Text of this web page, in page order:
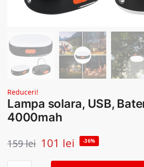
Reduceri!
Lampa solara, USB,
4000mah
159lei 101 lei -36%